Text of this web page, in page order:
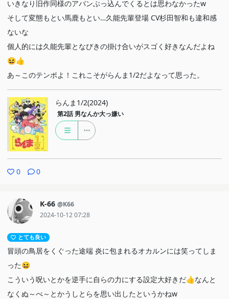
いきなり旧作同様のアバンぶっ込んでくるとは思わなかったw
そして変態もとい馬鹿もとい…久能先輩登場 CV杉田智和も違和感
ないな
個人的には久能先輩となびきの掛け合いがスゴく好きなんだよね
😆👍
あ～このテンポよ！これこそがらんま1/2だよなって思った。
らんま1/2(2024)
第2話 男なんか大っ嫌い
0 0
K-66 @K66
2024-10-12 07:28
とても良い
冒頭の鳥居をくぐった途端 炎に包まれるオカルンには笑ってしま
った😆
こういう呪いとかを逆手に自らの力にする設定大好きだ👍なんと
なくぬ～べ～とかうしとらを思い出したというかねw